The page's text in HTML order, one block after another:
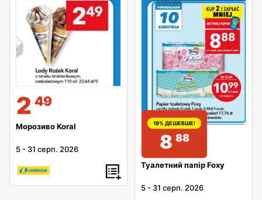
2 49
Морозиво Koral
5 - 31 серп. 2026
19% ДЕШЕВШЕ!
8 88
Туалетний папір Foxy
5 - 31 серп. 2026